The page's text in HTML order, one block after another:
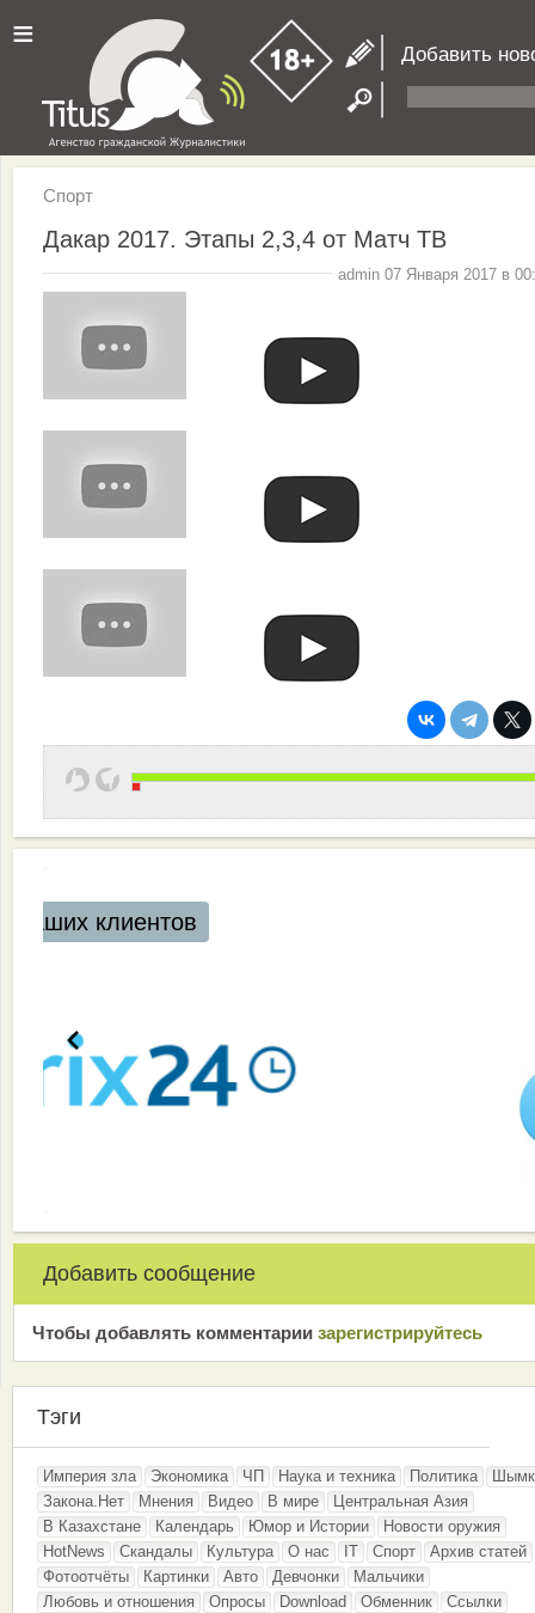
≡ Добавить
Спорт
Дакар 2017. Этапы 2,3,4 от Матч ТВ
admin 07 Января 2017 в
Добавить сообщение
Чтобы добавлять комментарии зарeгиcтрирyйтeсь
Тэги
Империя зла Экономика ЧП Наука и техника Политика
Закона.Нет
Мнения Видео В мире
Центральная Азия
В Казахстане
Календарь Юмор и Истории
Новости оружия
HotNews
Скандалы Культура О нас IT Спорт
Архив статей
Фотоотчёты
Картинки Авто Девчонки
Мальчики
Любовь и отношения
Опросы Download Обменник
Ссылки